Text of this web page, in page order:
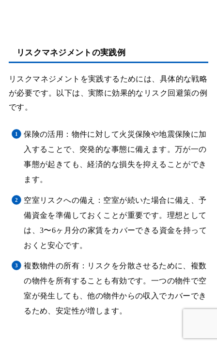
リスクマネジメントの実践例
リスクマネジメントを実践するためには、具体的な戦略
が必要です。以下は、実際に効果的なリスク回避策の例
です。
保険の活用：物件に対して火災保険や地震保険に加
入することで、突発的な事態に備えます。万が一の
事態が起きても、経済的な損失を抑えることができ
ます。
空室リスクへの備え：空室が続いた場合に備え、予
備資金を準備しておくことが重要です。理想として
は、3〜6ヶ月分の家賃をカバーできる資金を持って
おくと安心です。
複数物件の所有：リスクを分散させるために、複数
の物件を所有することも有効です。一つの物件で空
室が発生しても、他の物件からの収入でカバーでき
るため、安定性が増します。